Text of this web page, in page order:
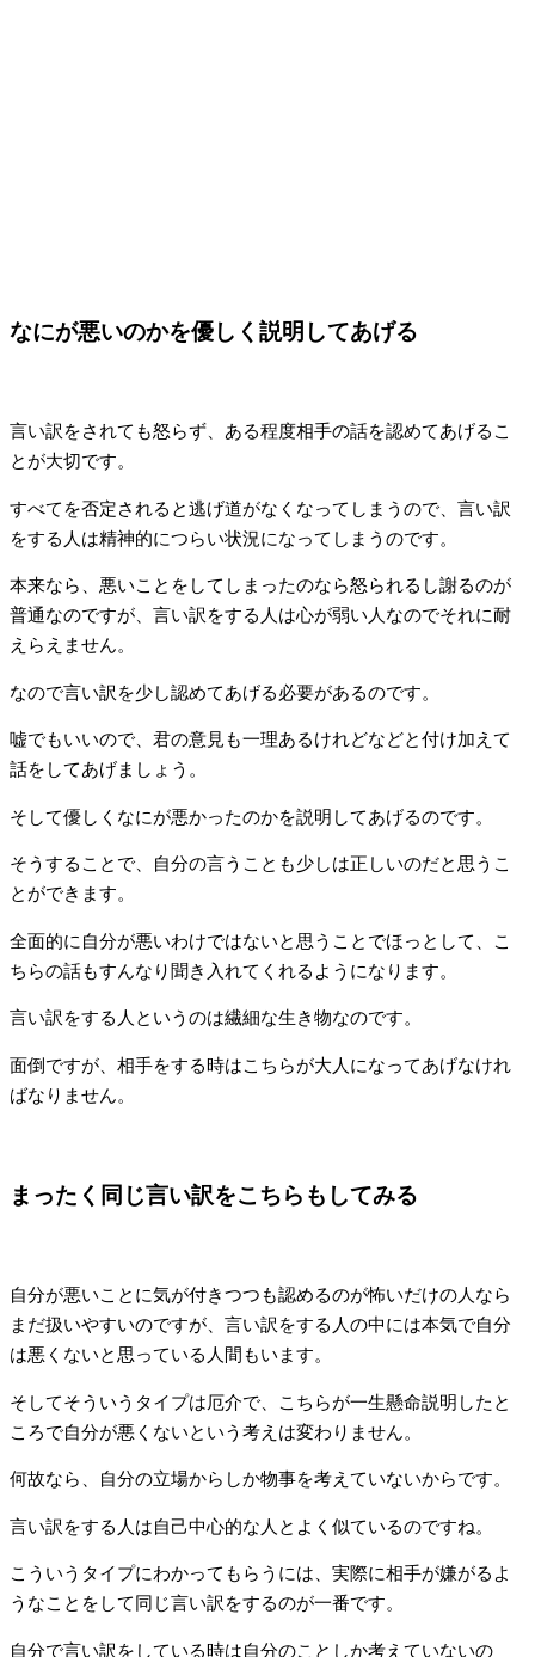
なにが悪いのかを優しく説明してあげる
言い訳をされても怒らず、ある程度相手の話を認めてあげるこ
とが大切です。
すべてを否定されると逃げ道がなくなってしまうので、言い訳
をする人は精神的につらい状況になってしまうのです。
本来なら、悪いことをしてしまったのなら怒られるし謝るのが
普通なのですが、言い訳をする人は心が弱い人なのでそれに耐
えらえません。
なので言い訳を少し認めてあげる必要があるのです。
嘘でもいいので、君の意見も一理あるけれどなどと付け加えて
話をしてあげましょう。
そして優しくなにが悪かったのかを説明してあげるのです。
そうすることで、自分の言うことも少しは正しいのだと思うこ
とができます。
全面的に自分が悪いわけではないと思うことでほっとして、こ
ちらの話もすんなり聞き入れてくれるようになります。
言い訳をする人というのは繊細な生き物なのです。
面倒ですが、相手をする時はこちらが大人になってあげなけれ
ばなりません。
まったく同じ言い訳をこちらもしてみる
自分が悪いことに気が付きつつも認めるのが怖いだけの人なら
まだ扱いやすいのですが、言い訳をする人の中には本気で自分
は悪くないと思っている人間もいます。
そしてそういうタイプは厄介で、こちらが一生懸命説明したと
ころで自分が悪くないという考えは変わりません。
何故なら、自分の立場からしか物事を考えていないからです。
言い訳をする人は自己中心的な人とよく似ているのですね。
こういうタイプにわかってもらうには、実際に相手が嫌がるよ
うなことをして同じ言い訳をするのが一番です。
自分で言い訳をしている時は自分のことしか考えていないの